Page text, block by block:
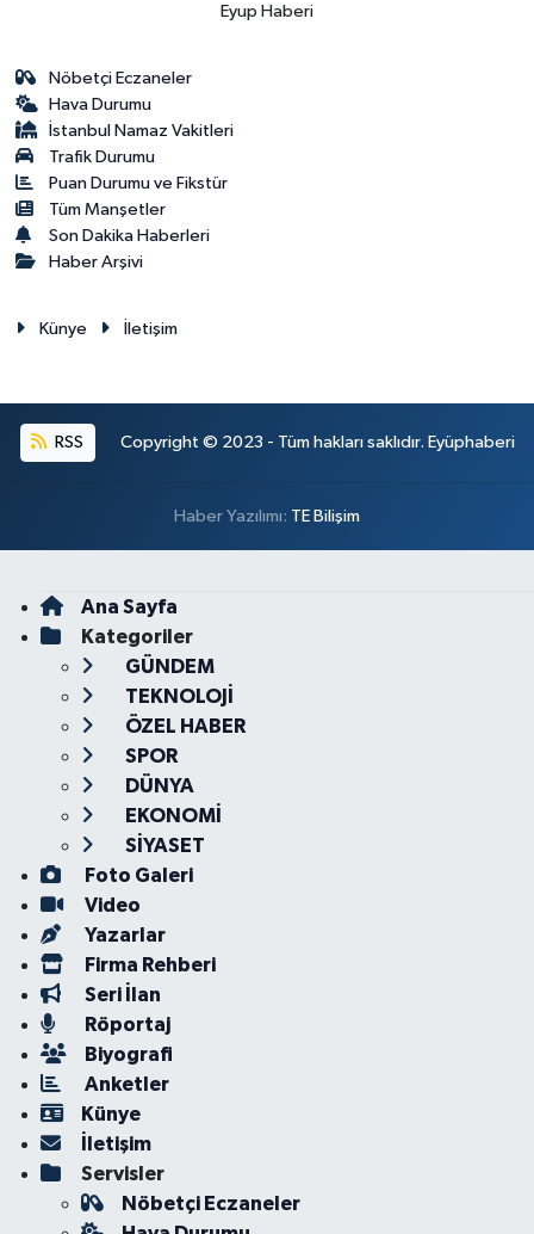
Eyup Haberi
Nöbetçi Eczaneler
Hava Durumu
İstanbul Namaz Vakitleri
Trafik Durumu
Puan Durumu ve Fikstür
Tüm Manşetler
Son Dakika Haberleri
Haber Arşivi
Künye İletişim
RSS Copyright © 2023 - Tüm hakları saklıdır. Eyüphaberi
Haber Yazılımı: TE Bilişim
Ana Sayfa
Kategoriler
GÜNDEM
TEKNOLOJİ
ÖZEL HABER
SPOR
DÜNYA
EKONOMİ
SİYASET
Foto Galeri
Video
Yazarlar
Firma Rehberi
Seri İlan
Röportaj
Biyografi
Anketler
Künye
İletişim
Servisler
Nöbetçi Eczaneler